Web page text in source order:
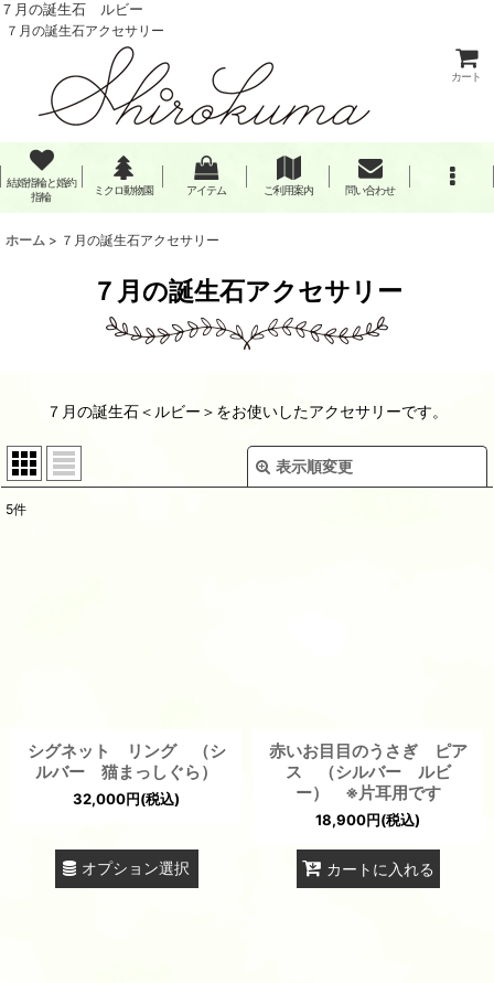
７月の誕生石 ルビー
７月の誕生石アクセサリー
カート
結婚指輪と婚約
指輪
ミクロ動物園 アイテム ご利用案内 問い合わせ
ホーム > ７月の誕生石アクセサリー
７月の誕生石アクセサリー
７月の誕生石＜ルビー＞をお使いしたアクセサリーです。
表示順変更
5件
シグネット リング （シ
ルバー 猫まっしぐら）
32,000円(税込)
オプション選択
赤いお目目のうさぎ ピア
ス （シルバー ルビ
ー） ※片耳用です
18,900円(税込)
カートに入れる